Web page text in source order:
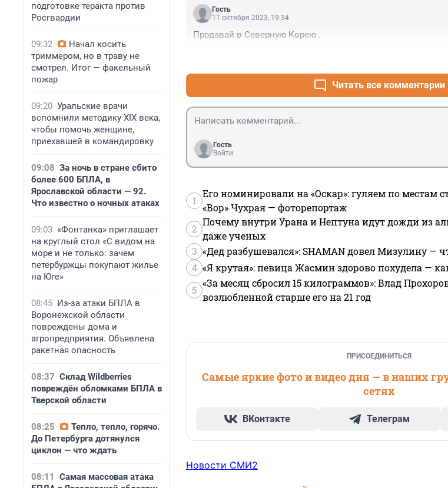
подготовке теракта против
Росгвардии
09:32
Начал косить
триммером, но в траву не
смотрел. Итог — факельный
пожар
09:20 Уральские врачи
вспомнили методику XIX века,
чтобы помочь женщине,
приехавшей в командировку
09:08 За ночь в стране сбито
более 600 БПЛА, в
Ярославской области — 92.
Что известно о ночных атаках
09:03 «Фонтанка» приглашает
на круглый стол «С видом на
море и не только: зачем
петербуржцы покупают жилье
на Юге»
08:45 Из-за атаки БПЛА в
Воронежской области
повреждены дома и
агропредприятия. Объявлена
ракетная опасность
08:37 Склад Wildberries
повреждён обломками БПЛА в
Тверской области
08:25
Тепло, тепло, горячо.
До Петербурга дотянулся
циклон — что ждать
08:11
Самая массовая атака
Гость
11 октября 2023, 19:34
Продавай в Северную Корею .
Читать все комментарии
Гость
Войти
1
Его номинировали на «Оскар»: гуляем по местам
«Вор» Чухрая — фоторепортаж
2
Почему внутри Урана и Нептуна идут дожди из
даже ученых
3 «Дед разбушевался»: SHAMAN довел Мизулину —
4 «Я крутая»: певица Жасмин здорово похудела —
5
«За месяц сбросил 15 килограммов»: Влад
возлюбленной старше его на 21 год
ПРИСОЕДИНИТЬСЯ
Самые яркие фото и видео дня — в наших
сетях
ВКонтакте Телеграм
Новости СМИ2